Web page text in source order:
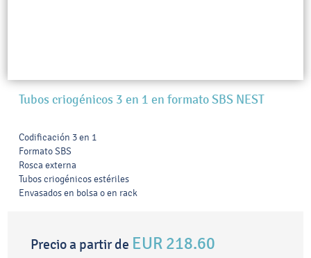
Tubos criogénicos 3 en 1 en formato SBS NEST
Codificación 3 en 1
Formato SBS
Rosca externa
Tubos criogénicos estériles
Envasados en bolsa o en rack
Precio a partir de EUR 218.60